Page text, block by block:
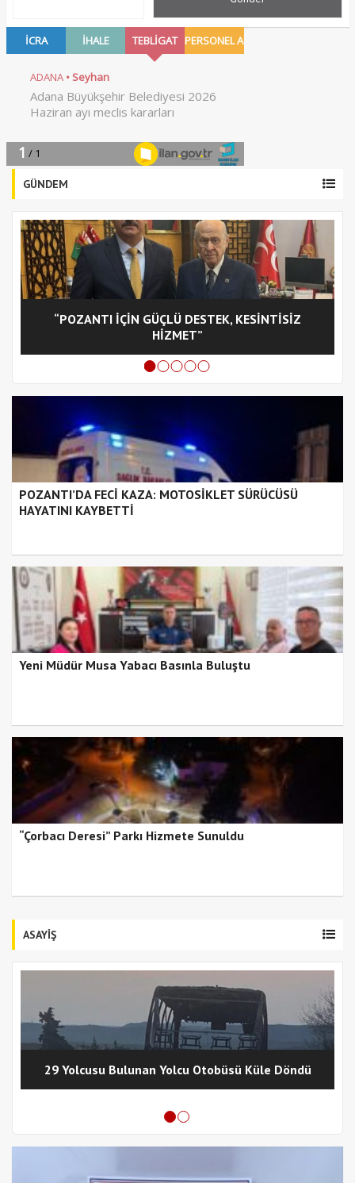
GÜNDEM
“POZANTI İÇİN GÜÇLÜ DESTEK, KESİNTİSİZ
HİZMET”
POZANTI’DA FECİ KAZA: MOTOSİKLET SÜRÜCÜSÜ
HAYATINI KAYBETTİ
Yeni Müdür Musa Yabacı Basınla Buluştu
“Çorbacı Deresi” Parkı Hizmete Sunuldu
ASAYİŞ
29 Yolcusu Bulunan Yolcu Otobüsü Küle Döndü